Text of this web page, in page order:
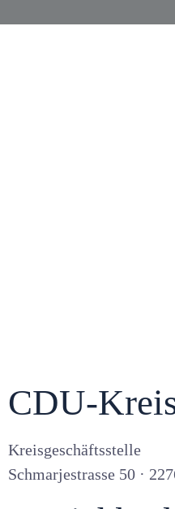
CDU-
Kreisgeschäftsstelle
Schmarjestrasse 50 ·